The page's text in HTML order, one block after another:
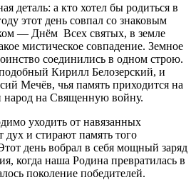
деталь: а кто хотел бы родиться в
этот день совпал со знаковым
— Днём Всех святых, в земле
мистическое совпадение. Земное
соединились в одном строю.
Кирилл Белозерский, и
Мечёв, чья память приходится на
народ на Священную войну.
уходить от навязанных
и стирают память того
день вобрал в себя мощный заряд
когда наша Родина превратилась в
поколение победителей.